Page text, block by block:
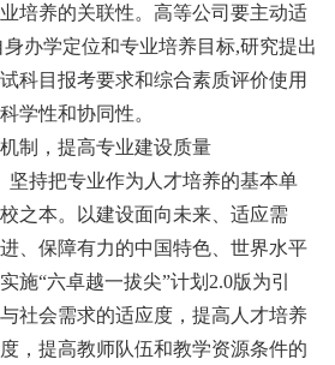
培养的关联性。高等公司要主动适
办学定位和专业培养目标,研究提出
科目报考要求和综合素质评价使用
学性和协同性。
制，提高专业建设质量
坚持把专业作为人才培养的基本单
之本。以建设面向未来、适应需
、保障有力的中国特色、世界水平
施“六卓越一拔尖”计划2.0版为引
社会需求的适应度，提高人才培养
，提高教师队伍和教学资源条件的